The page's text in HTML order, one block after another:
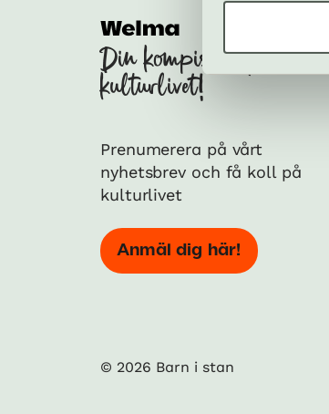
Din kompis med koll på
kulturlivet!
Prenumerera på vårt
nyhetsbrev och få koll på
kulturlivet
Anmäl dig här!
© 2026 Barn i stan